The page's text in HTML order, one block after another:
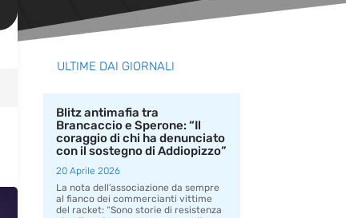
ULTIME DAI GIORNALI
Blitz antimafia tra
Brancaccio e Sperone: “Il
coraggio di chi ha denunciato
con il sostegno di Addiopizzo”
20 Aprile 2026
La nota dell’associazione da sempre
al fianco dei commercianti vittime
del racket: “Sono storie di resistenza